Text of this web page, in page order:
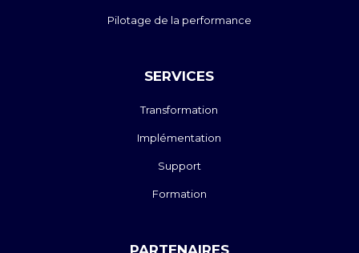
Pilotage de la performance
SERVICES
Transformation
Implémentation
Support
Formation